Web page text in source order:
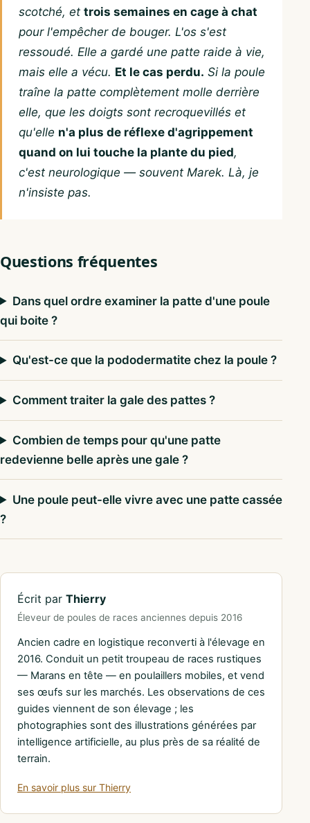
scotché, et trois semaines en cage à chat
pour l'empêcher de bouger. L'os s'est
ressoudé. Elle a gardé une patte raide à vie,
mais elle a vécu. Et le cas perdu. Si la poule
traîne la patte complètement molle derrière
elle, que les doigts sont recroquevillés et
qu'elle n'a plus de réflexe d'agrippement
quand on lui touche la plante du pied,
c'est neurologique — souvent Marek. Là, je
n'insiste pas.
Questions fréquentes
Dans quel ordre examiner la patte d'une poule
qui boite ?
Qu'est-ce que la pododermatite chez la poule ?
Comment traiter la gale des pattes ?
Combien de temps pour qu'une patte
redevienne belle après une gale ?
Une poule peut-elle vivre avec une patte cassée
?
Écrit par Thierry
Éleveur de poules de races anciennes depuis 2016
Ancien cadre en logistique reconverti à l'élevage en
2016. Conduit un petit troupeau de races rustiques
— Marans en tête — en poulaillers mobiles, et vend
ses œufs sur les marchés. Les observations de ces
guides viennent de son élevage ; les
photographies sont des illustrations générées par
intelligence artificielle, au plus près de sa réalité de
terrain.
En savoir plus sur Thierry